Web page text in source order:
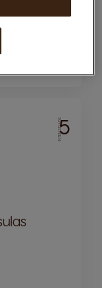
INTENSIDADE5